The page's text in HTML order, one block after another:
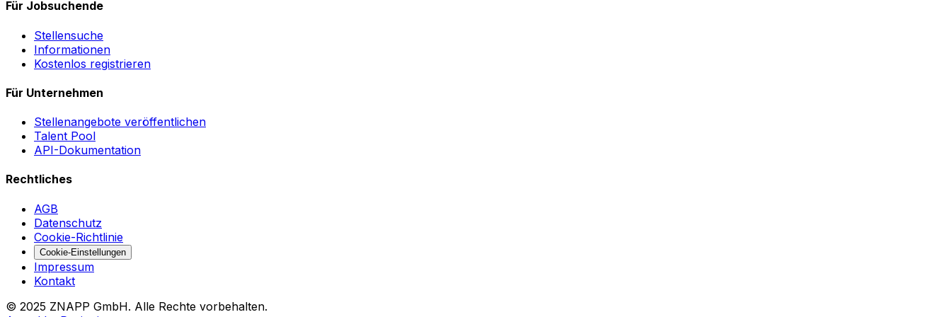
Für Jobsuchende
Stellensuche
Informationen
Kostenlos registrieren
Für Unternehmen
Stellenangebote veröffentlichen
Talent Pool
API-Dokumentation
Rechtliches
AGB
Datenschutz
Cookie-Richtlinie
Cookie-Einstellungen
Impressum
Kontakt
© 2025 ZNAPP GmbH. Alle Rechte vorbehalten.